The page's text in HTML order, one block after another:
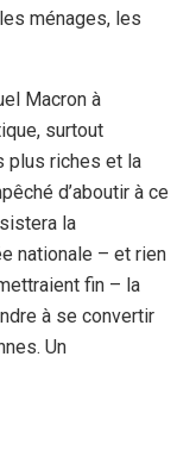
ménages, les
Macron à
surtout
plus riches et la
d’aboutir à ce
la
nationale – et rien
fin – la
à se convertir
Un